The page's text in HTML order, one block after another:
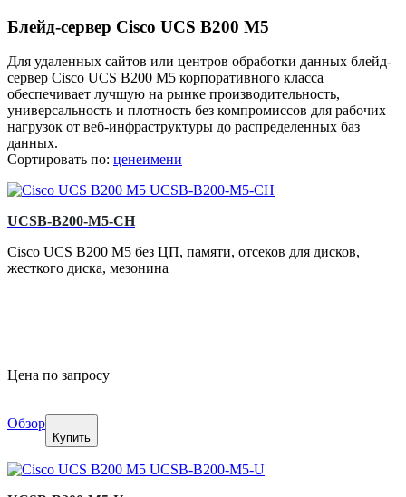
Блейд-сервер Cisco UCS B200 M5
Для удаленных сайтов или центров обработки данных блейд-
сервер Cisco UCS B200 M5 корпоративного класса
обеспечивает лучшую на рынке производительность,
универсальность и плотность без компромиссов для рабочих
нагрузок от веб-инфраструктуры до распределенных баз
данных.
Сортировать по: ценеимени
UCSB-B200-M5-CH
Cisco UCS B200 M5 без ЦП, памяти, отсеков для дисков,
жесткого диска, мезонина
Цена по запросу
Обзор
Купить